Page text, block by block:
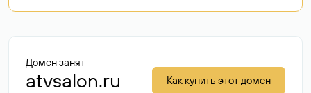
Домен занят
atvsalon.ru Как купить этот домен